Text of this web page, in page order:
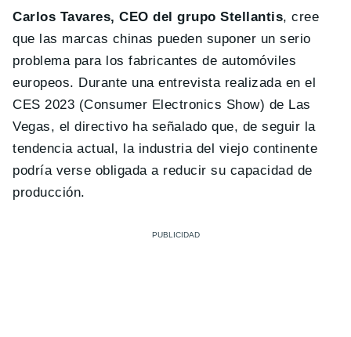
Carlos Tavares, CEO del grupo Stellantis, cree
que las marcas chinas pueden suponer un serio
problema para los fabricantes de automóviles
europeos. Durante una entrevista realizada en el
CES 2023 (Consumer Electronics Show) de Las
Vegas, el directivo ha señalado que, de seguir la
tendencia actual, la industria del viejo continente
podría verse obligada a reducir su capacidad de
producción.